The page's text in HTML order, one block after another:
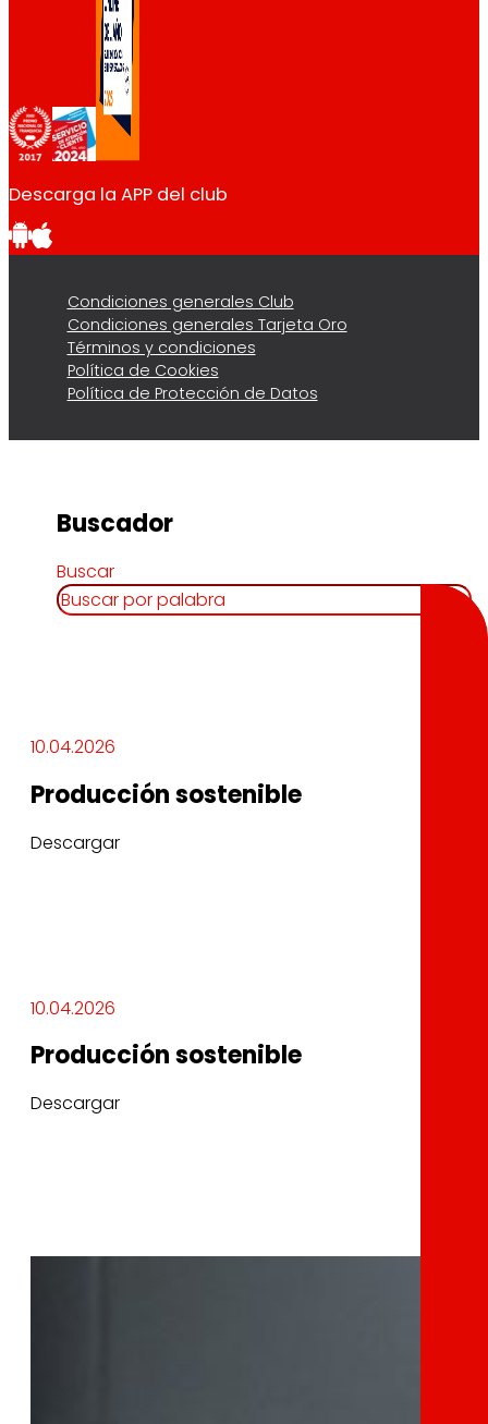
Descarga la APP del club
Condiciones generales Club
Condiciones generales Tarjeta Oro
Términos y condiciones
Política de Cookies
Política de Protección de Datos
Buscador
Buscar
10.04.2026
Producción sostenible
Descargar
10.04.2026
Producción sostenible
Descargar